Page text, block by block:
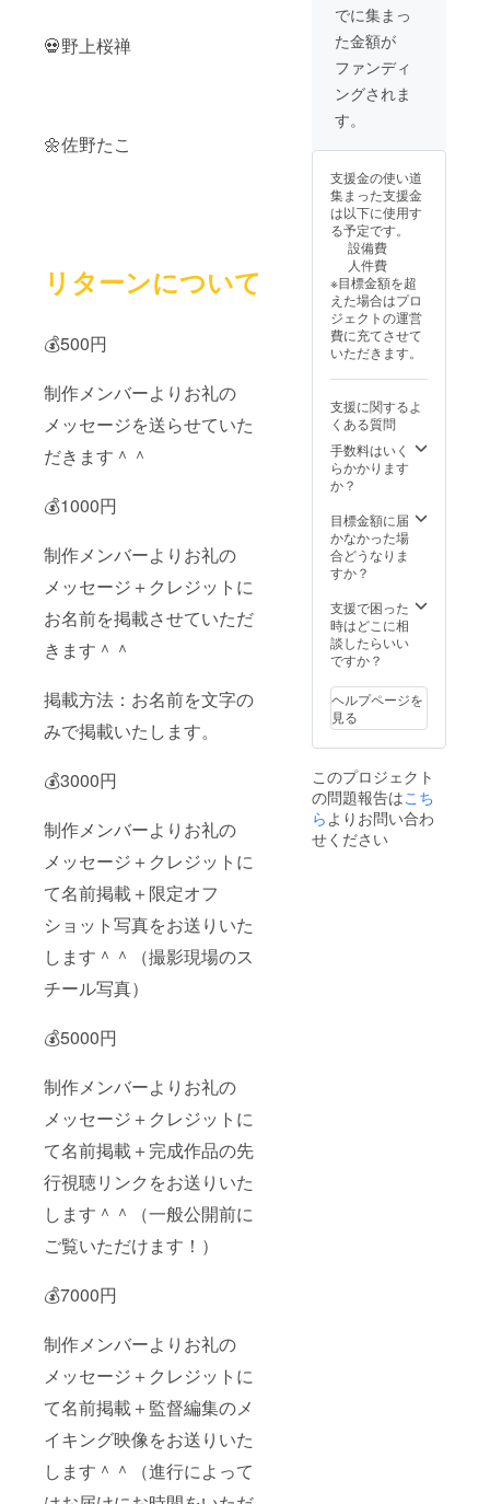
💀野上桜禅
🌼佐野たこ
リターンについて
💰500円
制作メンバーよりお礼の
メッセージを送らせていた
だきます＾＾
💰1000円
制作メンバーよりお礼の
メッセージ＋クレジットに
お名前を掲載させていただ
きます＾＾
掲載方法：お名前を文字の
みで掲載いたします。
💰3000円
制作メンバーよりお礼の
メッセージ＋クレジットに
て名前掲載＋限定オフ
ショット写真をお送りいた
します＾＾（撮影現場のス
チール写真）
💰5000円
制作メンバーよりお礼の
メッセージ＋クレジットに
て名前掲載＋完成作品の先
行視聴リンクをお送りいた
します＾＾（一般公開前に
ご覧いただけます！）
💰7000円
制作メンバーよりお礼の
メッセージ＋クレジットに
て名前掲載＋監督編集のメ
イキング映像をお送りいた
します＾＾（進行によって
でに集まっ
た金額が
ファンディ
ングされま
す。
支援金の使い道
集まった支援金
は以下に使用す
る予定です。
設備費
人件費
※目標金額を超
えた場合はプロ
ジェクトの運営
費に充てさせて
いただきます。
支援に関するよ
くある質問
手数料はいく
らかかります
か？
目標金額に届
かなかった場
合どうなりま
すか？
支援で困った
時はどこに相
談したらいい
ですか？
ヘルプページを
見る
このプロジェクト
の問題報告はこち
ら よりお問い合わ
せください